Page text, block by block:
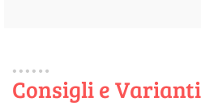
Consigli e Varianti